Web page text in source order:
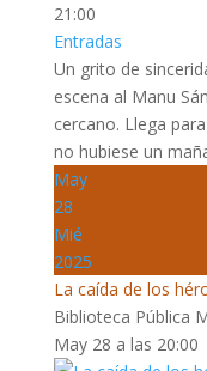
21:00
Entradas
Un grito de
escena al Manu
cercano. Llega
no hubiese un
May
28
Mié
2025
La caída de los
Biblioteca Pública
May 28 a las 20:00